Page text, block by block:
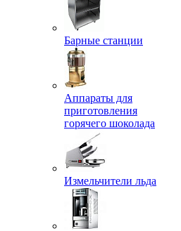
Барные станции
Аппараты для
приготовления
горячего шоколада
Измельчители льда